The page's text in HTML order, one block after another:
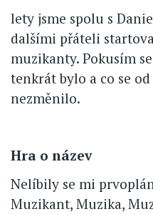
lety jsme spolu s
dalšími přáteli
muzikanty. Pokusím
tenkrát bylo a co se
nezměnilo.
Hra o název
Nelíbily se mi
Muzikant, Muzika,